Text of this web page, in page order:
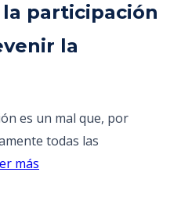
participación
la
es un mal que, por
todas las
más